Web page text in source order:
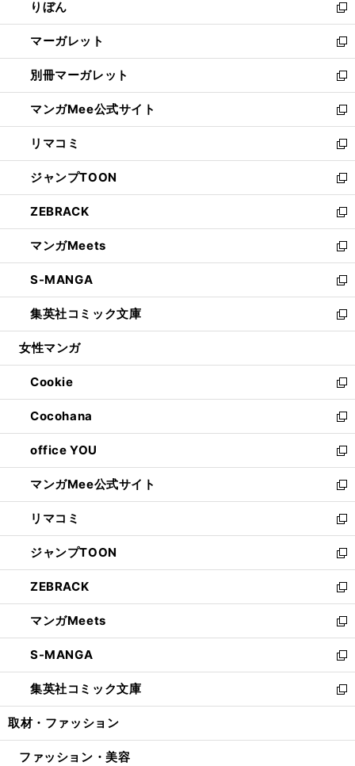
く
で
開
く
ド
ウ
で
開
く
ィ
ン
ド
ウ
で
開
く
りぼん
新
し
い
ウ
ィ
ン
ド
ウ
で
開
く
マーガレット
新
し
い
ウ
ィ
ン
ド
ウ
で
開
く
別冊マーガレット
新
し
い
ウ
ィ
ン
ド
ウ
で
開
く
マンガMee公式サイト
新
し
い
ウ
ィ
ン
ド
ウ
で
開
く
リマコミ
新
し
い
ウ
ィ
ン
ド
ウ
で
開
く
ジャンプTOON
新
し
い
ウ
ィ
ン
ド
ウ
で
開
ZEBRACK
新
し
い
ウ
ィ
ン
ド
ウ
開
く
マンガMeets
新
し
い
ウ
ィ
ン
ウ
で
開
く
S-MANGA
新
し
い
ウ
ン
ド
ウ
で
開
く
集英社コミック文庫
新
し
ウ
ィ
ン
ド
ウ
で
開
く
女性マンガ
Cookie
新
し
い
ウ
ィ
ン
ド
ウ
で
開
く
Cocohana
新
し
い
ウ
ィ
ン
ド
ウ
で
開
く
office YOU
新
し
い
ウ
ィ
ン
ド
ウ
で
開
く
マンガMee公式サイト
新
し
い
ウ
ィ
ン
ド
ウ
で
開
く
リマコミ
新
し
い
ウ
ィ
ン
ド
ウ
で
開
く
ジャンプTOON
新
し
い
ウ
ィ
ン
ド
ウ
で
開
ZEBRACK
新
し
い
ウ
ィ
ン
ド
ウ
開
マンガMeets
新
し
い
ウ
ィ
ン
ウ
S-MANGA
新
し
い
ウ
ン
集英社コミック文庫
新
し
ウ
取材・ファッション
ファッション・美容